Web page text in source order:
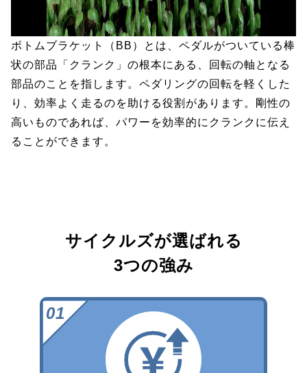
ボトムブラケット（BB）とは、ペダルがついている棒
状の部品「クランク」の根本にある、回転の軸となる
部品のことを指します。ペダリングの回転を軽くした
り、効率よく走るのを助ける役割があります。剛性の
高いものであれば、パワーを効率的にクランクに伝え
ることができます。
サイクルズが選ばれる
3つの強み